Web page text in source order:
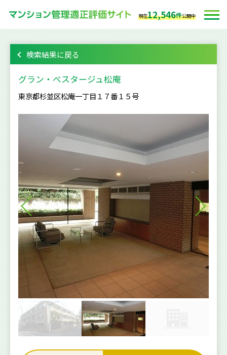
現在12,546件公開中
検索結果に戻る
グラン・べスタージュ松庵
東京都杉並区松庵一丁目１７番１５号